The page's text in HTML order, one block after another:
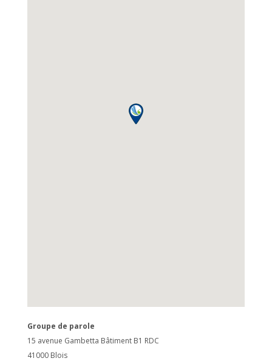
Groupe de parole
15 avenue Gambetta Bâtiment B1 RDC
41000 Blois